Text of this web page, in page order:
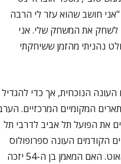
חושב שהוא עזר לי הרבה
לשחק את המשחק שלי. אני
נהניתי מהזמן ששיחקתי
הנוכחית, אך כדי להגדיל
המקומיים המרכזיים.
את הפועל תל אביב לדרבי תל
הקודמים העונה ספרופולוס
לא יכול להרשות לעצמו להפסיד שוב ועוד במשחק נוקאאוט. האם המאמן בן ה-54 יזכה